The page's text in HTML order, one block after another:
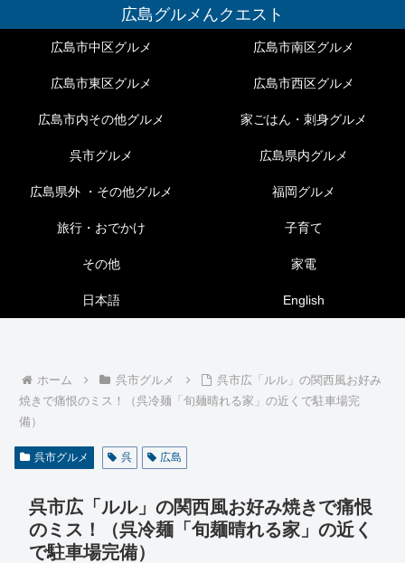
広島グルメんクエスト
広島市中区グルメ 広島市南区グルメ
広島市東区グルメ 広島市西区グルメ
広島市内その他グルメ 家ごはん・刺身グルメ
呉市グルメ 広島県内グルメ
広島県外 ・その他グルメ 福岡グルメ
旅行・おでかけ 子育て
その他 家電
日本語 English
ホーム 呉市グルメ
呉市広「ルル」の関西風お好み
焼きで痛恨のミス！（呉冷麺「旬麺晴れる家」の近くで駐車場完
備）
呉市グルメ 呉 広島
呉市広「ルル」の関西風お好み焼きで痛恨
のミス！（呉冷麺「旬麺晴れる家」の近く
で駐車場完備）